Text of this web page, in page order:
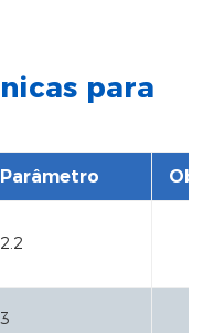
para
Parâmetro
2.2
3